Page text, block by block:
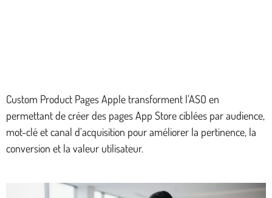
Custom Product Pages Apple transforment l’ASO en
permettant de créer des pages App Store ciblées par audience,
mot-clé et canal d’acquisition pour améliorer la pertinence, la
conversion et la valeur utilisateur.